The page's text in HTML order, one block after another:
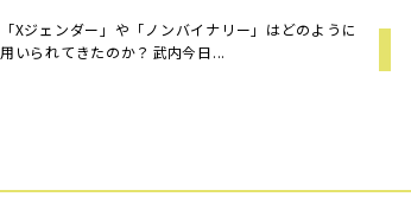
「Xジェンダー」や「ノンバイナリー」はどのように
用いられてきたのか？――武内今日...